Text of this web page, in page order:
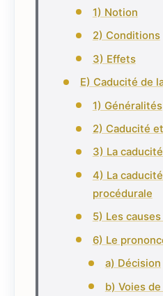
1) Notion
2) Conditions
3) Effets
E) Caducité de
1) Généralités
2) Caducité
3) La
4) La
procédurale
5) Les
6) Le
a) Décision
b) Voies